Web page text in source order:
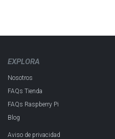
EXPLORA
Nosotros
FAQs Tienda
FAQs Raspberry Pi
Blog
Aviso de privacidad